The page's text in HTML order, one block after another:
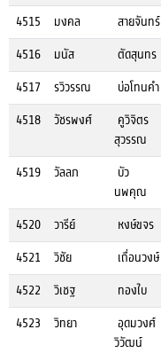
4515
มงคล สายจันทร์
4516
มนัส ตัดสุนทร
4517
รวิวรรณ บ่อโทนคำ
4518
วัชรพงศ์
คูวิจิตร
สุวรรณ
4519 วัลลภ
บัว
นพคุณ
4520 วารีย์ หงษ์ขจร
4521
วิชัย เถื่อนวงษ์
4522
วิเชฐ ทองใบ
4523
วิทยา
อุดมวงศ์
วิวัฒน์